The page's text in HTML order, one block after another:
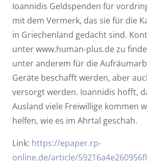
Ioannidis Geldspenden für
mit dem Vermerk, das sie für die
in Griechenland gedacht sind.
unter www.human-plus.de zu
unter anderem für die
Geräte beschafft werden, aber
versorgt werden. Ioannidis hofft,
Ausland viele Freiwillige kommen
helfen, wie es im Ahrtal geschah.
Link: https://epaper.rp-
online.de/article/